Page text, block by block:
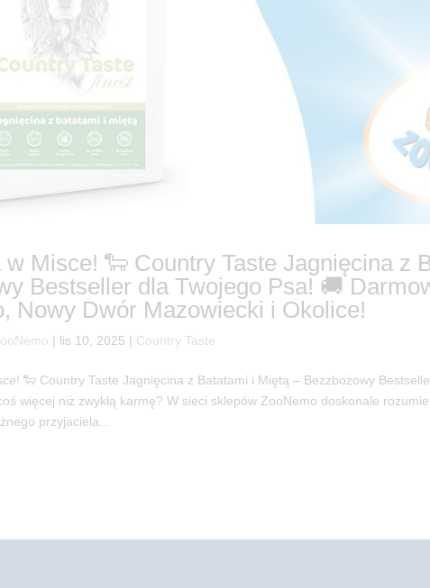
w Misce! 🐑 Country Taste Jagnięcina z
Bestseller dla Twojego Psa! 🚚
Nowy Dwór Mazowiecki i Okolice!
| lis 10, 2025 | Country Taste
🐑 Country Taste Jagnięcina z Batatami i Miętą – Bezzbożowy
więcej niż zwykłą karmę? W sieci sklepów ZooNemo doskonale
przyjaciela...